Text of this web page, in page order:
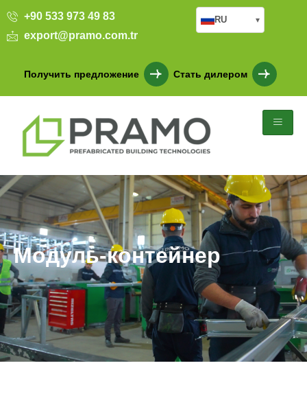
+90 533 973 49 83
export@pramo.com.tr
Получить предложение Стать дилером
RU ▾
Модуль-контейнер